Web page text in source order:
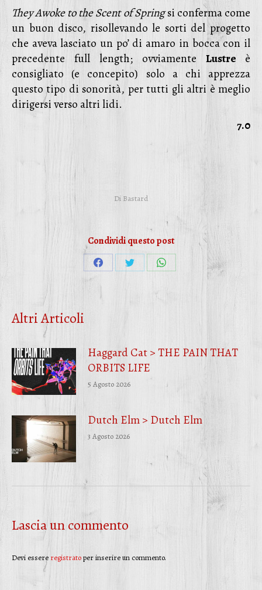
They Awoke to the Scent of Springsi conferma come
un buon disco, risollevando le sorti del progetto
che aveva lasciato un po’ di amaro in bocca con il
precedente full length; ovviamente Lustre è
consigliato (e concepito) solo a chi apprezza
questo tipo di sonorità, per tutti gli altri è meglio
dirigersi verso altri lidi.
7.0
Di Bastard
Condividi questo post
CondividiCondividiCondividi
Altri Articoli
Haggard Cat > THE PAIN THAT
ORBITS LIFE
5 Agosto 2026
Dutch Elm > Dutch Elm
3 Agosto 2026
Lascia un commento
Devi essere registratoper inserire un commento.